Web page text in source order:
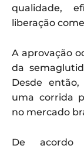
qualidade,
liberação
A aprovação
da
Desde
uma corrida
no mercado
De acordo